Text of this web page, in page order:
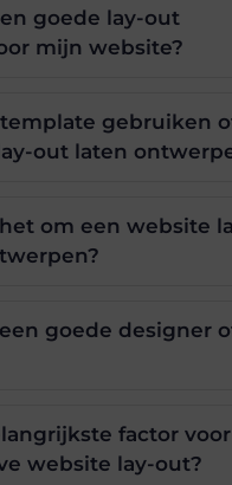
goede lay-out
mijn website?
gebruiken
out laten
om een website
goede designer
factor voor
website lay-out?